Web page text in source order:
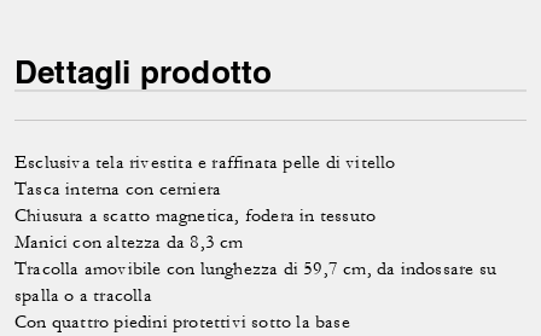
Dettagli prodotto
Esclusiva tela rivestita e raffinata pelle di vitello
Tasca interna con cerniera
Chiusura a scatto magnetica, fodera in tessuto
Manici con altezza da 8,3 cm
Tracolla amovibile con lunghezza di 59,7 cm, da indossare su
spalla o a tracolla
Con quattro piedini protettivi sotto la base